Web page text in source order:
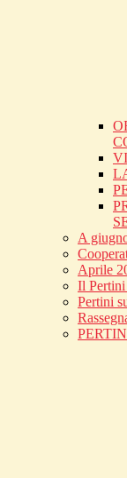
A
Aprile
Il
Pertini